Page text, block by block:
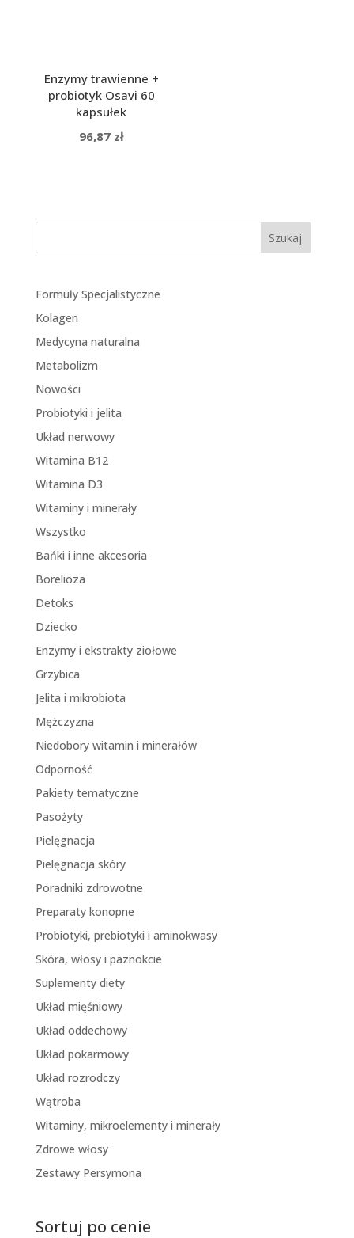
Enzymy trawienne +
probiotyk Osavi 60
kapsułek
96,87 zł
Szukaj
Formuły Specjalistyczne
Kolagen
Medycyna naturalna
Metabolizm
Nowości
Probiotyki i jelita
Układ nerwowy
Witamina B12
Witamina D3
Witaminy i minerały
Wszystko
Bańki i inne akcesoria
Borelioza
Detoks
Dziecko
Enzymy i ekstrakty ziołowe
Grzybica
Jelita i mikrobiota
Mężczyzna
Niedobory witamin i minerałów
Odporność
Pakiety tematyczne
Pasożyty
Pielęgnacja
Pielęgnacja skóry
Poradniki zdrowotne
Preparaty konopne
Probiotyki, prebiotyki i aminokwasy
Skóra, włosy i paznokcie
Suplementy diety
Układ mięśniowy
Układ oddechowy
Układ pokarmowy
Układ rozrodczy
Wątroba
Witaminy, mikroelementy i minerały
Zdrowe włosy
Zestawy Persymona
Sortuj po cenie